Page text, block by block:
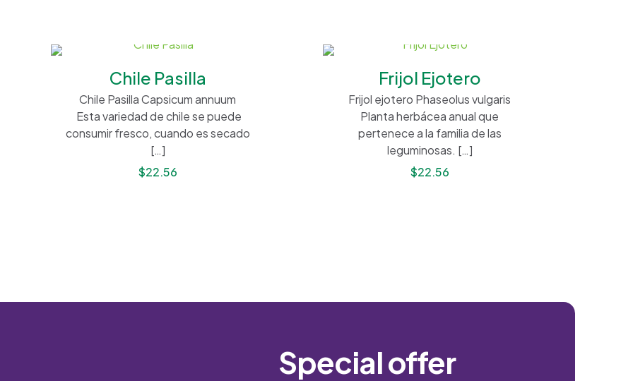
Chile Pasilla
Chile Pasilla Capsicum annuum
Esta variedad de chile se puede
consumir fresco, cuando es secado
[…]
$22.56
Frijol Ejotero
Frijol ejotero Phaseolus vulgaris
Planta herbácea anual que
pertenece a la familia de las
leguminosas. […]
$22.56
Special offer